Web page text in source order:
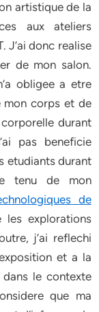
artistique de la
aux ateliers
J’ai donc realise
de mon salon.
obligee a etre
mon corps et de
durant
pas beneficie
etudiants durant
tenu de mon
de
explorations
j’ai reflechi
et a la
le contexte
que ma